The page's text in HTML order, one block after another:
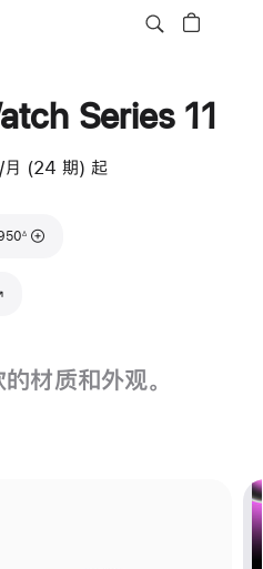
Series 11
(24 期) 起
脚注
∆
材质和外观。